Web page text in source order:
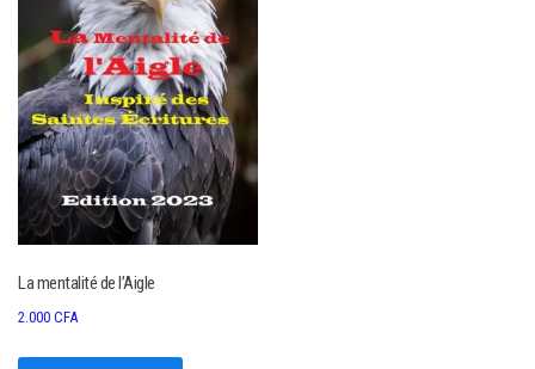
La mentalité de l’Aigle
2.000 CFA